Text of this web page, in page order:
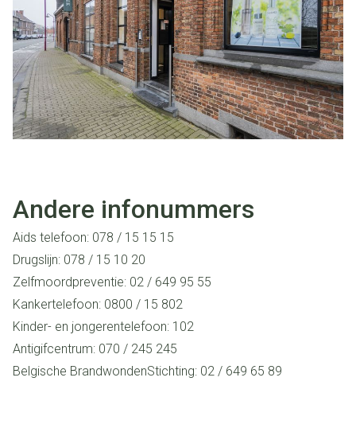
Andere infonummers
Aids telefoon: 078 / 15 15 15
Drugslijn: 078 / 15 10 20
Zelfmoordpreventie: 02 / 649 95 55
Kankertelefoon: 0800 / 15 802
Kinder- en jongerentelefoon: 102
Antigifcentrum: 070 / 245 245
Belgische BrandwondenStichting: 02 / 649 65 89